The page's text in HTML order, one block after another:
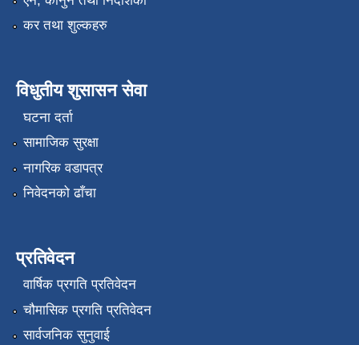
कर तथा शुल्कहरु
विधुतीय शुसासन सेवा
घटना दर्ता
सामाजिक सुरक्षा
नागरिक वडापत्र
निवेदनको ढाँचा
प्रतिवेदन
वार्षिक प्रगति प्रतिवेदन
चौमासिक प्रगति प्रतिवेदन
सार्वजनिक सुनुवाई